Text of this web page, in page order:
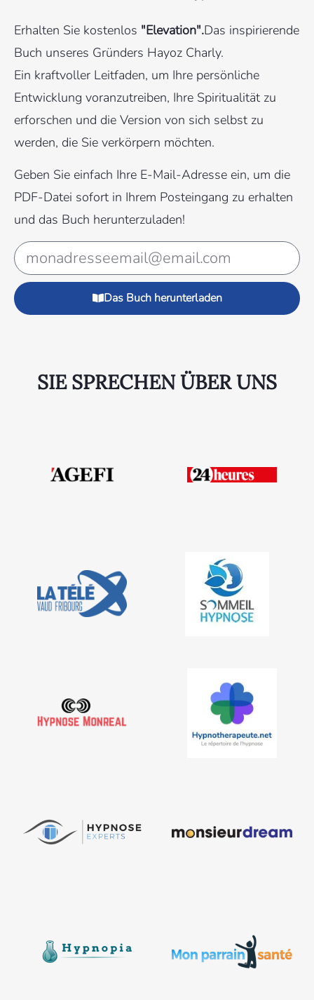
Erhalten Sie kostenlos "Elevation".Das inspirierende
Buch unseres Gründers Hayoz Charly.
Ein kraftvoller Leitfaden, um Ihre persönliche
Entwicklung voranzutreiben, Ihre Spiritualität zu
erforschen und die Version von sich selbst zu
werden, die Sie verkörpern möchten.
Geben Sie einfach Ihre E-Mail-Adresse ein, um die
PDF-Datei sofort in Ihrem Posteingang zu erhalten
und das Buch herunterzuladen!
Das Buch herunterladen
SIE SPRECHEN ÜBER UNS